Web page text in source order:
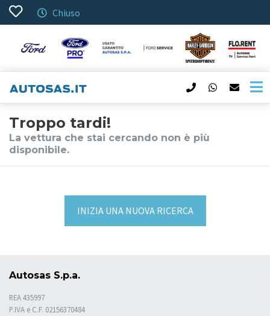
Chiuso
Troppo tardi!
La vettura che stai cercando non è più
disponibile.
INIZIA UNA NUOVA RICERCA
Autosas S.p.a.
REA 435997
P.IVA e C.F. 02156370484